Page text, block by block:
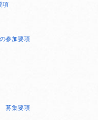
項
参加要項
募集要項